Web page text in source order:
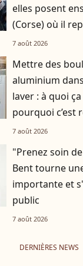
elles posent
(Corse) où il
7 août 2026
Mettre des
aluminium
laver : à quoi
pourquoi c’est
7 août 2026
"Prenez soin
Bent tourne
importante et
public
7 août 2026
DERNIÈRES NEWS